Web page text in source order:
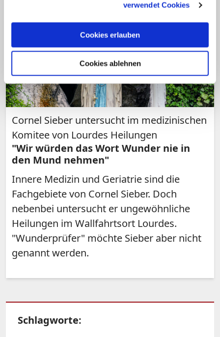
verwendet Cookies
Cookies erlauben
Cookies ablehnen
Cornel Sieber untersucht im medizinischen
Komitee von Lourdes Heilungen
"Wir würden das Wort Wunder nie in
den Mund nehmen"
Innere Medizin und Geriatrie sind die
Fachgebiete von Cornel Sieber. Doch
nebenbei untersucht er ungewöhnliche
Heilungen im Wallfahrtsort Lourdes.
"Wunderprüfer" möchte Sieber aber nicht
genannt werden.
Schlagworte: